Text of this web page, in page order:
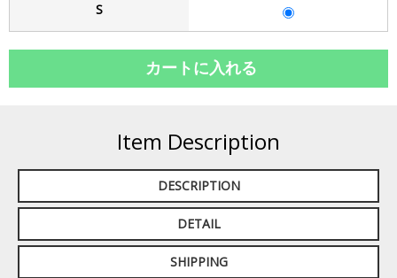
S
Item Description
DESCRIPTION
DETAIL
SHIPPING